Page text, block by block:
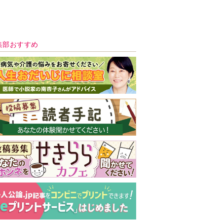
号 好評発売中！
実家の処分から終
の棲家までどうす
る？60代からの家
モンダイ
最新号